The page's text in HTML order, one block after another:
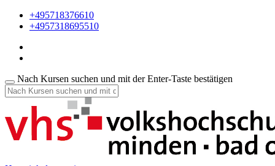
+495718376610
+4957318695510
Nach Kursen suchen und mit der Enter-Taste bestätigen